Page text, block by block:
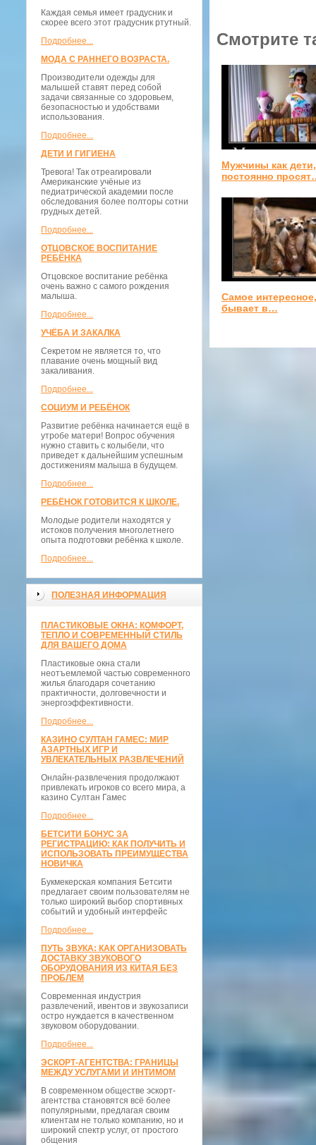
Каждая семья имеет градусник и
скорее всего этот градусник ртутный.
Подробнее...
МОДА С РАННЕГО ВОЗРАСТА.
Производители одежды для
малышей ставят перед собой
задачи связанные со здоровьем,
безопасностью и удобствами
использования.
Подробнее...
ДЕТИ И ГИГИЕНА
Тревога! Так отреагировали
Американские учёные из
педиатрической академии после
обследования более полторы сотни
грудных детей.
Подробнее...
ОТЦОВСКОЕ ВОСПИТАНИЕ
РЕБЁНКА
Отцовское воспитание ребёнка
очень важно с самого рождения
малыша.
Подробнее...
УЧЁБА И ЗАКАЛКА
Секретом не является то, что
плавание очень мощный вид
закаливания.
Подробнее...
СОЦИУМ И РЕБЁНОК
Развитие ребёнка начинается ещё в
утробе матери! Вопрос обучения
нужно ставить с колыбели, что
приведет к дальнейшим успешным
достижениям малыша в будущем.
Подробнее...
РЕБЁНОК ГОТОВИТСЯ К ШКОЛЕ.
Молодые родители находятся у
истоков получения многолетнего
опыта подготовки ребёнка к школе.
Подробнее...
ПОЛЕЗНАЯ ИНФОРМАЦИЯ
ПЛАСТИКОВЫЕ ОКНА: КОМФОРТ,
ТЕПЛО И СОВРЕМЕННЫЙ СТИЛЬ
ДЛЯ ВАШЕГО ДОМА
Пластиковые окна стали
неотъемлемой частью современного
жилья благодаря сочетанию
практичности, долговечности и
энергоэффективности.
Подробнее...
КАЗИНО СУЛТАН ГАМЕС: МИР
АЗАРТНЫХ ИГР И
УВЛЕКАТЕЛЬНЫХ РАЗВЛЕЧЕНИЙ
Онлайн-развлечения продолжают
привлекать игроков со всего мира, а
казино Султан Гамес
Подробнее...
БЕТСИТИ БОНУС ЗА
РЕГИСТРАЦИЮ: КАК ПОЛУЧИТЬ И
ИСПОЛЬЗОВАТЬ ПРЕИМУЩЕСТВА
НОВИЧКА
Букмекерская компания Бетсити
предлагает своим пользователям не
только широкий выбор спортивных
событий и удобный интерфейс
Подробнее...
ПУТЬ ЗВУКА: КАК ОРГАНИЗОВАТЬ
ДОСТАВКУ ЗВУКОВОГО
ОБОРУДОВАНИЯ ИЗ КИТАЯ БЕЗ
ПРОБЛЕМ
Современная индустрия
развлечений, ивентов и звукозаписи
остро нуждается в качественном
звуковом оборудовании.
Подробнее...
ЭСКОРТ-АГЕНТСТВА: ГРАНИЦЫ
МЕЖДУ УСЛУГАМИ И ИНТИМОМ
В современном обществе эскорт-
агентства становятся всё более
популярными, предлагая своим
клиентам не только компанию, но и
широкий спектр услуг, от простого
общения
Смотрите
Мужчины как дети,
постоянно
Самое
бывает в…